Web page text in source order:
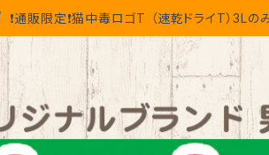
❗通販限定❗猫中毒ロゴT （速乾ドライT）3L